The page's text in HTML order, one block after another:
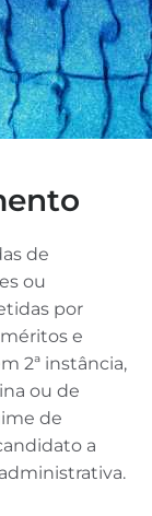
de
ou
por
e
2ª instância,
ou de
de
a